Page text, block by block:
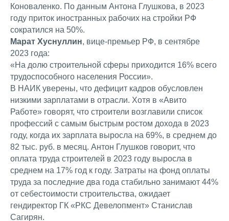
Коноваленко. По данным Антона Глушкова, в 2023
году приток иностранных рабочих на стройки РФ
сократился на 50%.
Марат Хуснуллин, вице-премьер РФ, в сентябре
2023 года:
«На долю строительной сферы приходится 16% всего
трудоспособного населения России».
В НАИК уверены, что дефицит кадров обусловлен
низкими зарплатами в отрасли. Хотя в «Авито
Работе» говорят, что строители возглавили список
профессий с самым быстрым ростом дохода в 2023
году, когда их зарплата выросла на 69%, в среднем до
82 тыс. руб. в месяц. Антон Глушков говорит, что
оплата труда строителей в 2023 году выросла в
среднем на 17% год к году. Затраты на фонд оплаты
труда за последние два года стабильно занимают 44%
от себестоимости строительства, ожидает
гендиректор ГК «РКС Девелопмент» Станислав
Сагирян.